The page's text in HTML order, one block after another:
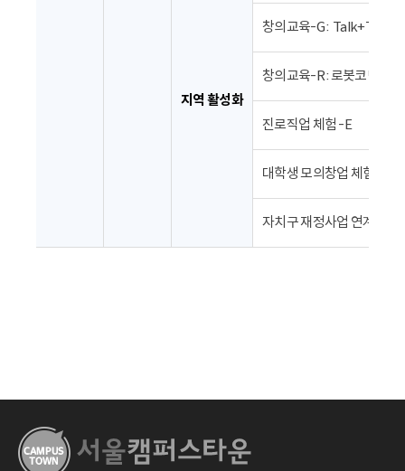
지역 활성화
창의교육-G : Talk+Talk
창의교육-R : 로봇코딩 자
진로직업 체험 -E
대학생 모의창업 체험-A
자치구 재정사업 연계-T